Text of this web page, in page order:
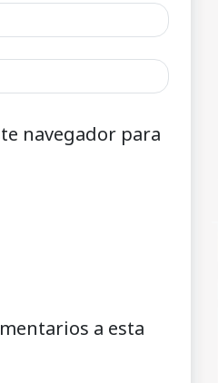
navegador para
a esta